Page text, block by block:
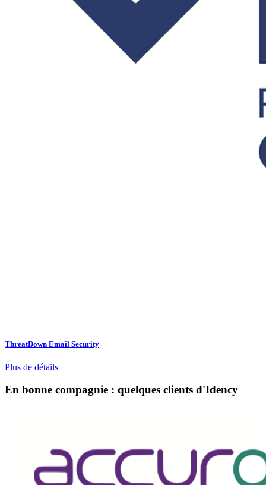
ThreatDown Email Security
Plus de détails
En bonne compagnie : quelques clients d'Idency